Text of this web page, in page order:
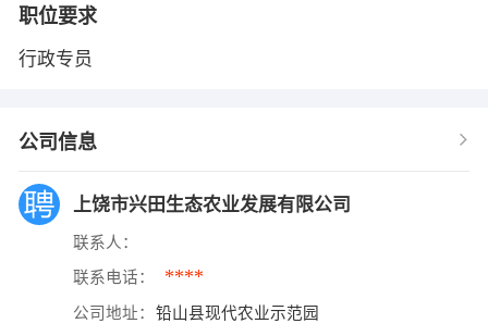
职位要求
行政专员
公司信息
上饶市兴田生态农业发展有限公司
联系人：
联系电话： ****
公司地址： 铅山县现代农业示范园